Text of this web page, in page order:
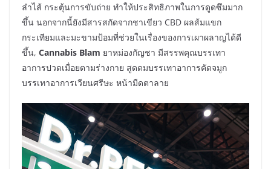
ลำไส้ กระตุ้นการขับถ่าย ทำให้ประสิทธิภาพในการดูดซึมมาก
ขึ้น นอกจากนี้ยังมีสารสกัดจากชาเขียว CBD ผลส้มแขก
กระเทียมและมะขามป้อมที่ช่วยในเรื่องของการเผาผลาญได้ดี
ขึ้น, Cannabis Blam ยาหม่องกัญชา มีสรรพคุณบรรเทา
อาการปวดเมื่อยตามร่างกาย สูดดมบรรเทาอาการคัดจมูก
บรรเทาอาการเวียนศรีษะ หน้ามืดตาลาย